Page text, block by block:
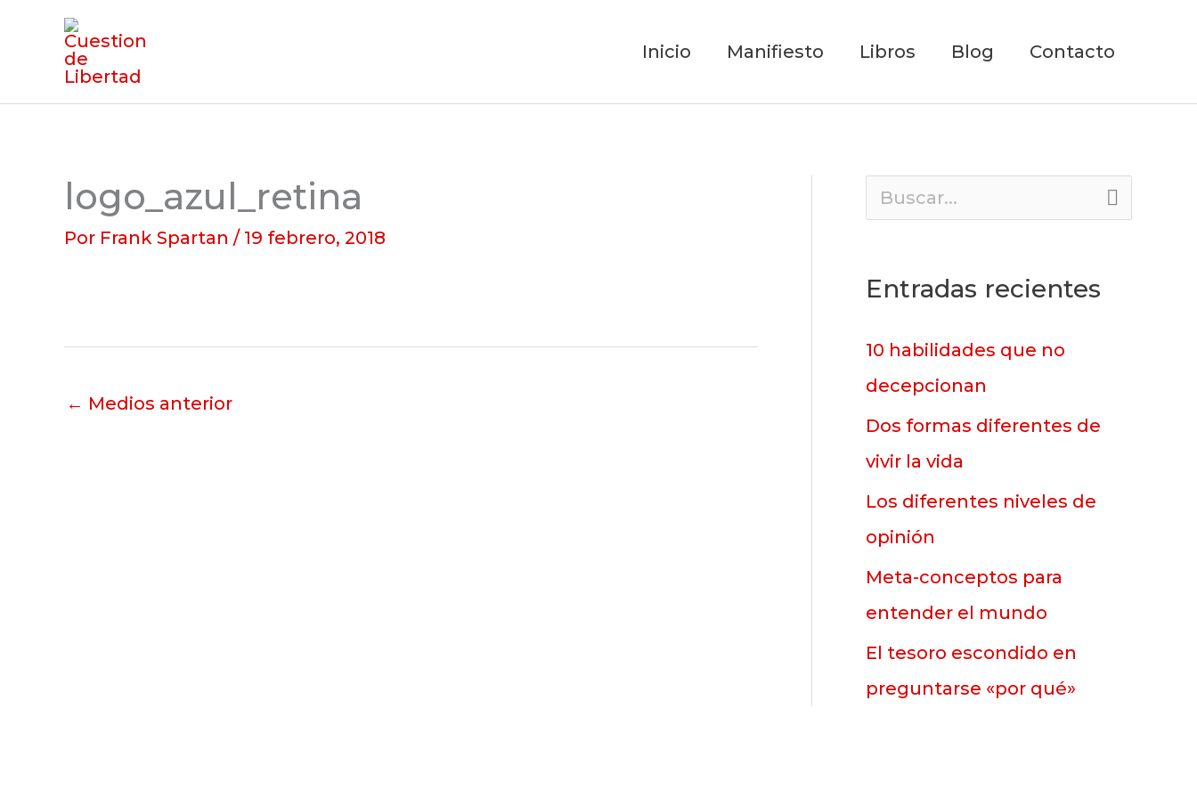
contenido
Inicio Manifiesto Libros Blog Contacto
logo_azul_retina
Por Frank Spartan / 19 febrero, 2018
← Medios anterior
s
a
r
p
o
Entradas recientes
10 habilidades que no
decepcionan
Dos formas diferentes de
vivir la vida
Los diferentes niveles de
opinión
Meta-conceptos para
entender el mundo
El tesoro escondido en
preguntarse «por qué»